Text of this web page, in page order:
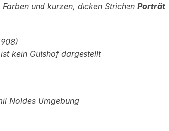
und kurzen, dicken Strichen Porträt
ist kein Gutshof dargestellt
Noldes Umgebung